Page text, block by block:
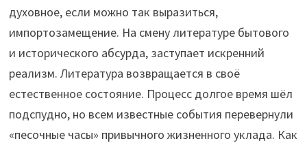
духовное, если можно так выразиться,
импортозамещение. На смену литературе бытового
и исторического абсурда, заступает искренний
реализм. Литература возвращается в своё
естественное состояние. Процесс долгое время шёл
подспудно, но всем известные события перевернули
«песочные часы» привычного жизненного уклада. Как